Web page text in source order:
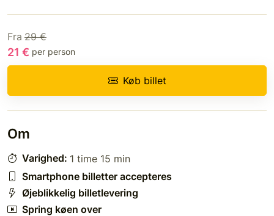
Fra 29 €
21 € per person
Køb billet
Om
Varighed: 1 time 15 min
Smartphone billetter accepteres
Øjeblikkelig billetlevering
Spring køen over